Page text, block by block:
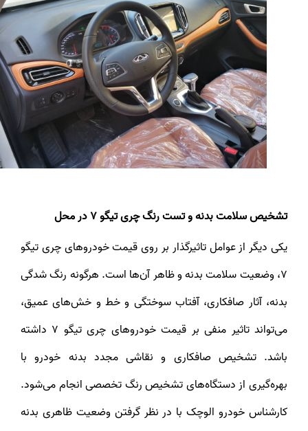
تشخیص سلامت بدنه و تست رنگ چری تیگو 7 در محل
یکی دیگر از عوامل تاثیرگذار بر روی قیمت خودروهای چری تیگو
7، وضعیت سلامت بدنه و ظاهر آن‌ها است. هرگونه رنگ شدگی
بدنه، آثار صافکاری، آفتاب سوختگی و خط و خش‌های عمیق،
می‌تواند تاثیر منفی بر قیمت خودروهای چری تیگو 7 داشته
باشد. تشخیص صافکاری و نقاشی مجدد بدنه خودرو با
بهره‌گیری از دستگاه‌های تشخیص رنگ تخصصی انجام می‌شود.
کارشناس خودرو الوچک با در نظر گرفتن وضعیت ظاهری بدنه